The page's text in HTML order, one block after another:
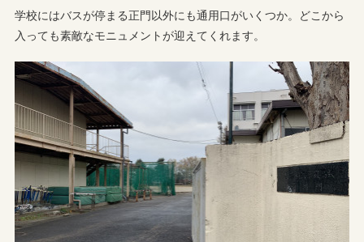
学校にはバスが停まる正門以外にも通用口がいくつか。どこから
入っても素敵なモニュメントが迎えてくれます。